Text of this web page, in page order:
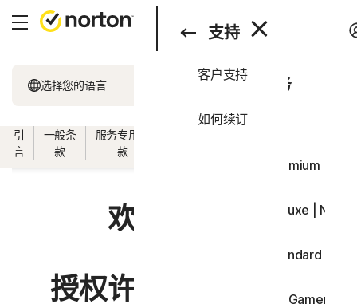
搜索
产品与服务
产品与服务
所有产品和服务
一体化套餐
Norton 360 Premium |
Norton 360 Deluxe |
Norton 360 Standard |
Norton 360 for Gamers |
支持
客户支持
如何续订
选择您的语言
引
言
一般条
款
服务专用条
款
欢迎使用！
授权许可和服务协议